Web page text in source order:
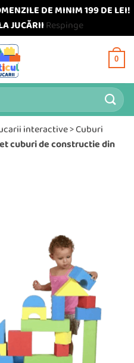
DE MINIM 199 DE LEI!
JUCĂRII Respinge
0
interactive>Cuburi
cuburi de constructie din